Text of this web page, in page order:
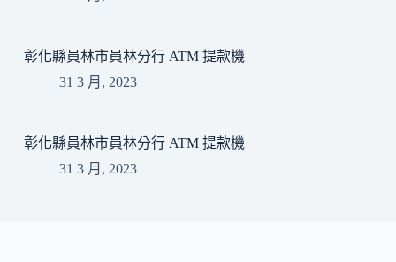
彰化縣員林市員林分行 ATM 提款機
31 3 月, 2023
彰化縣員林市員林分行 ATM 提款機
31 3 月, 2023